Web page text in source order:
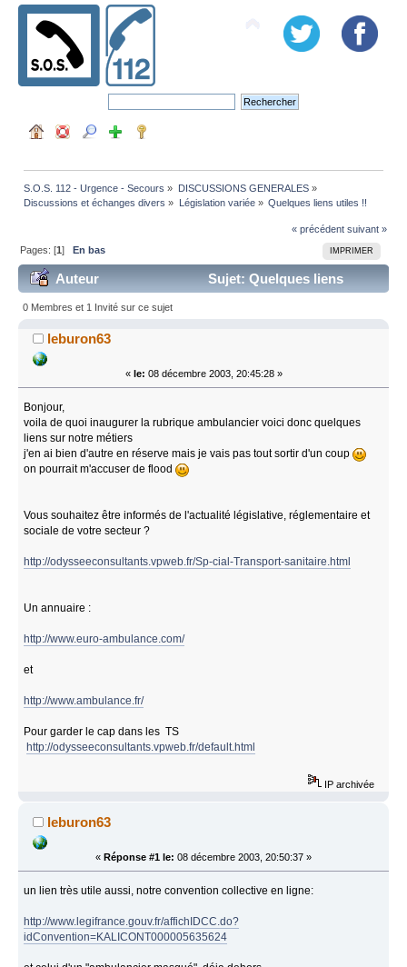
S.O.S. 112 - Urgence - Secours » DISCUSSIONS GENERALES»
Discussions et échanges divers » Législation variée» Quelques liens utiles !!
« précédent suivant »
IMPRIMER
Pages: [1]En bas
Auteur
Sujet: Quelques liens
utiles !! (Lu 52356 fois)
0 Membres et 1 Invité sur ce sujet
leburon63
« le: 08 décembre 2003, 20:45:28 »
Bonjour,
voila de quoi inaugurer la rubrique ambulancier voici donc quelques
liens sur notre métiers
j'en ai bien d'autre en réserve mais je vais pas tout sortir d'un coup
on pourrait m'accuser de flood
Vous souhaitez être informés de l'actualité législative, réglementaire et
sociale de votre secteur ?
http://odysseeconsultants.vpweb.fr/Sp-cial-Transport-sanitaire.html
Un annuaire :
http://www.euro-ambulance.com/
et
http://www.ambulance.fr/
Pour garder le cap dans les TS
http://odysseeconsultants.vpweb.fr/default.html
IP archivée
leburon63
« Réponse #1 le: 08 décembre 2003, 20:50:37 »
un lien très utile aussi, notre convention collective en ligne:
http://www.legifrance.gouv.fr/affichIDCC.do?
idConvention=KALICONT000005635624